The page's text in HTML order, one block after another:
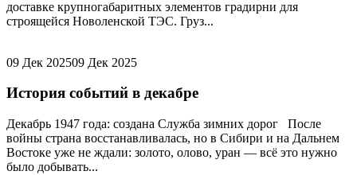
доставке крупногабаритных элементов градирни для
строящейся Новоленской ТЭС. Груз...
09 Дек 202509 Дек 2025
История событий в декабре
Декабрь 1947 года: создана Служба зимних дорог После
войны страна восстанавливалась, но в Сибири и на Дальнем
Востоке уже не ждали: золото, олово, уран — всё это нужно
было добывать...